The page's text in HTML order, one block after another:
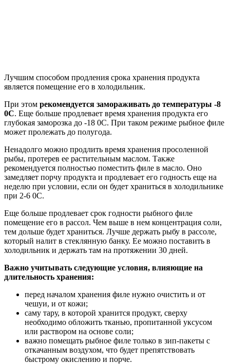
Лучшим способом продления срока хранения продукта
является помещение его в холодильник.
При этом рекомендуется замораживать до температуры -8
0C. Еще больше продлевает время хранения продукта его
глубокая заморозка до -18 0C. При таком режиме рыбное филе
может пролежать до полугода.
Ненадолго можно продлить время хранения просоленной
рыбы, протерев ее растительным маслом. Также
рекомендуется полностью поместить филе в масло. Оно
замедляет порчу продукта и продлевает его годность еще на
неделю при условии, если он будет храниться в холодильнике
при 2-6 0C.
Еще больше продлевает срок годности рыбного филе
помещение его в рассол. Чем выше в нем концентрация соли,
тем дольше будет храниться. Лучше держать рыбу в рассоле,
который налит в стеклянную банку. Ее можно поставить в
холодильник и держать там на протяжении 30 дней.
Важно учитывать следующие условия, влияющие на
длительность хранения:
перед началом хранения филе нужно очистить и от
чешуи, и от кожи;
саму тару, в которой хранится продукт, сверху
необходимо обложить тканью, пропитанной уксусом
или раствором на основе соли;
важно помещать рыбное филе только в зип-пакеты с
откачанным воздухом, что будет препятствовать
быстрому окислению и порче.